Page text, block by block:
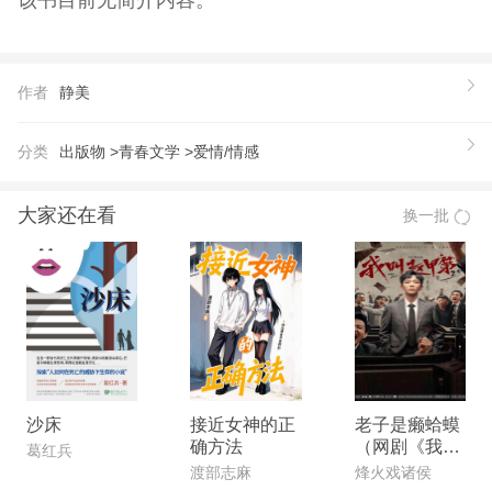
作者 静美
分类 出版物 >青春文学 >爱情/情感
大家还在看 换一批
沙床
葛红兵
接近女神的正
确方法
渡部志麻
老子是癞蛤蟆
（网剧《我叫
赵甲第》原
烽火戏诸侯